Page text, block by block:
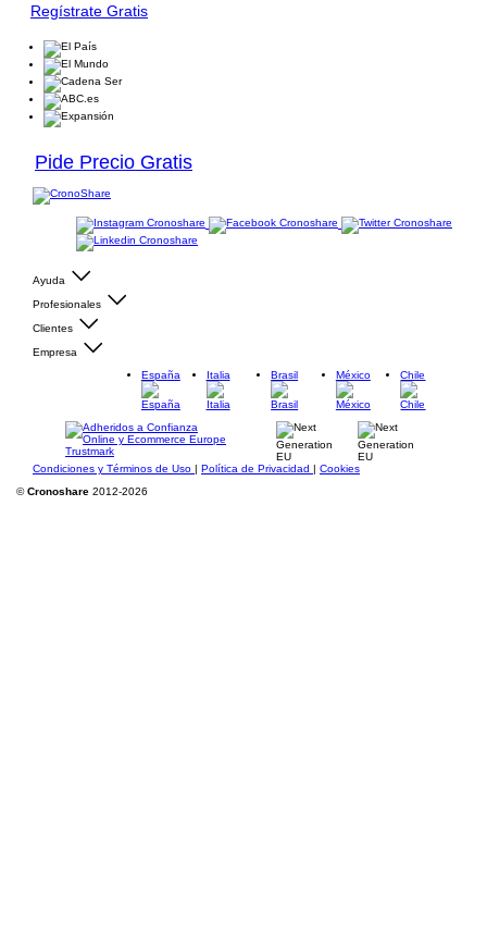
Regístrate Gratis
Pide Precio Gratis
Ayuda
Profesionales
Clientes
Empresa
España
Italia Brasil México Chile
Condiciones y Términos de Uso | Política de Privacidad | Cookies
©Cronoshare 2012-2026